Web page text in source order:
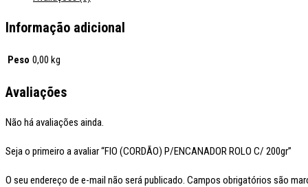
Informação adicional
Peso 0,00 kg
Avaliações
Não há avaliações ainda.
Seja o primeiro a avaliar “FIO (CORDÃO) P/ENCANADOR ROLO C/ 200gr”
O seu endereço de e-mail não será publicado. Campos obrigatórios são